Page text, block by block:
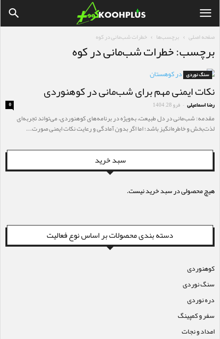
صفحه اصلی برچسب‌ها خطرات شب‌مانی در کوه
برچسب: خطرات شب‌مانی در کوه
سنگ نوردی
نکات ایمنی مهم برای شب‌مانی در کوهنوردی
رضا اسماعیلی - فرو 28, 1404 0
مقدمه: شب‌مانی در دل طبیعت، به‌ویژه در برنامه‌های کوهنوردی، می‌تواند تجربه‌ای
لذت‌بخش و خاطره‌انگیز باشد؛ اما اگر بدون آمادگی و رعایت نکات ایمنی صورت...
سبد خرید
هیچ محصولی در سبد خرید نیست.
دسته بندی محصولات بر اساس نوع فعالیت
کوهنوردی
سنگ نوردی
دره نوردی
سفر و کمپینگ
امداد و نجات